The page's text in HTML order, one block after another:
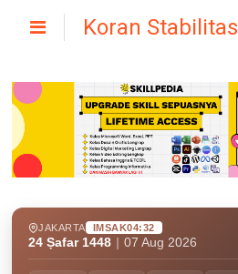
Koran Stabilitas
JAKARTA IMSAK04:32
24 Ṣafar 1448 07 Aug 2026